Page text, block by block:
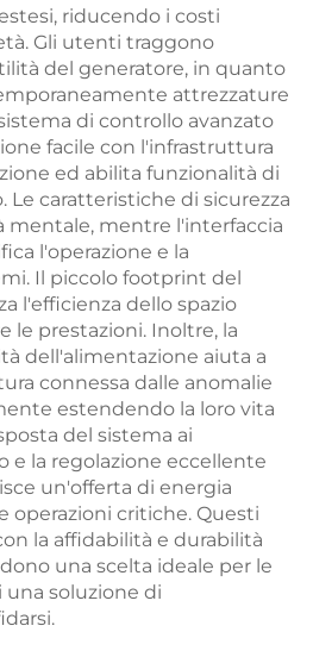
riducendo i costi
Gli utenti traggono
del generatore, in quanto
attrezzature
di controllo avanzato
facile con l'infrastruttura
ed abilita funzionalità di
caratteristiche di sicurezza
mentale, mentre l'interfaccia
l'operazione e la
Il piccolo footprint del
l'efficienza dello spazio
le prestazioni. Inoltre, la
dell'alimentazione aiuta a
connessa dalle anomalie
estendendo la loro vita
del sistema ai
e la regolazione eccellente
un'offerta di energia
operazioni critiche. Questi
la affidabilità e durabilità
una scelta ideale per le
una soluzione di